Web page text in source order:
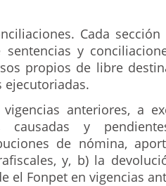
Cada
y
propios de libre
ejecutoriadas.
anteriores, a
causadas y
de nómina,
y, b) la
el Fonpet en vigencias